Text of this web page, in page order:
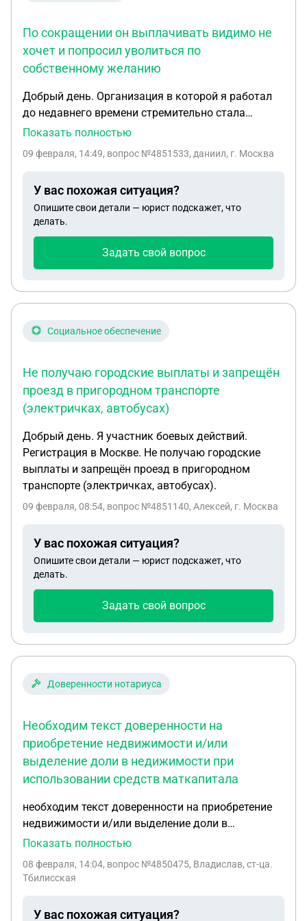
По сокращении он выплачивать видимо не
хочет и попросил уволиться по
собственному желанию
Добрый день. Организация в которой я работал
до недавнего времени стремительно стала
уходить в упадок. Директор не придумал ничего
число рабочих, под которое попал я. По
попросил уволиться по собственному желанию.
Делать я этого не стал, так как я с этим не
согласен. Так же в устной форме от него звучали
"Ближайшие 3 месяца ЗП не будет, и плюсом к
каждого.Те кто напишет по собственному о
компенсации. В отпуск он отпускает без
неограниченное время, как только наладится он
позовет их обратно на работу. Директор о
сокращении уведомил 31 января 2026 года.
наверное все тоже самое. Вопрос такой сколько
по времени ждать окончания дела, потому что
уволиться не могу, и устроиться на другую работу
не могу, а дома жена в декрете, кредиты. нужны
деньги
Показать полностью
09 февраля, 14:49, вопрос №4851533, даниил, г. Москва
У вас похожая ситуация?
Опишите свои детали — юрист подскажет, что
делать.
Задать свой вопрос
Социальное обеспечение
Не получаю городские выплаты и запрещён
проезд в пригородном транспорте
(электричках, автобусах)
Добрый день. Я участник боевых действий.
Регистрация в Москве. Не получаю городские
выплаты и запрещён проезд в пригородном
транспорте (электричках, автобусах).
09 февраля, 08:54, вопрос №4851140, Алексей, г. Москва
У вас похожая ситуация?
Опишите свои детали — юрист подскажет, что
делать.
Задать свой вопрос
Доверенности нотариуса
Необходим текст доверенности на
приобретение недвижимости и/или
выделение доли в недижимости при
использовании средств маткапитала
необходим текст доверенности на приобретение
недвижимости и/или выделение доли в
недижимости при использовании средств
родители хотят приобрести квартиру с
Показать полностью
08 февраля, 14:04, вопрос №4850475, Владислав, ст-ца.
Тбилисская
У вас похожая ситуация?